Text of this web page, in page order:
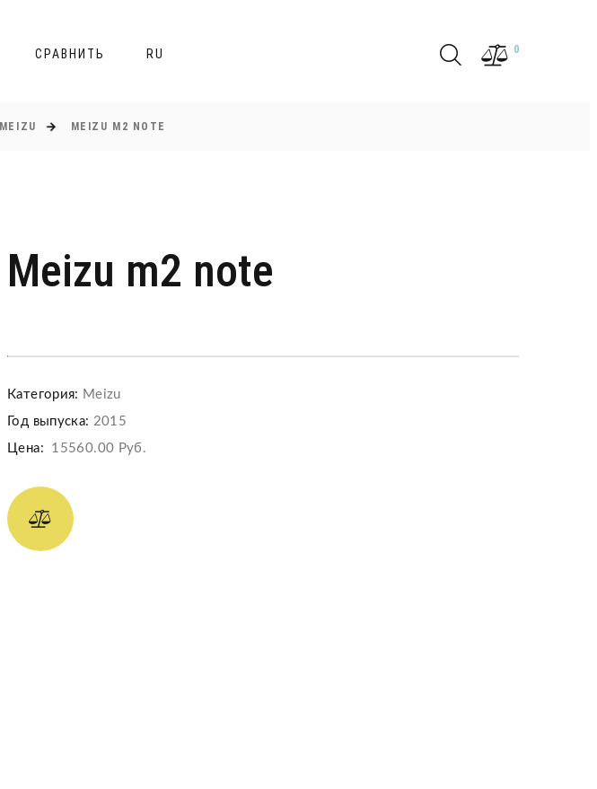
СРАВНИТЬ RU 0
MEIZU MEIZU M2 NOTE
Meizu m2 note
Категория: Meizu
Год выпуска: 2015
Цена: 15560.00 Руб.